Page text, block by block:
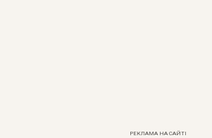
РЕКЛАМА НА САЙТІ